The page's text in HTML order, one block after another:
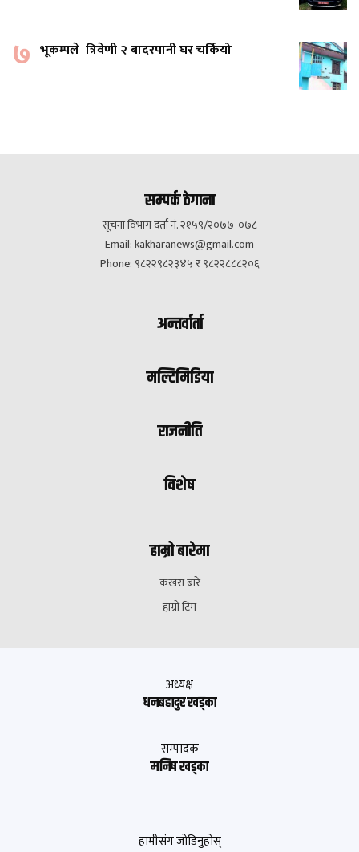
७ भूकम्पले त्रिवेणी २ बादरपानी घर चर्कियो
सम्पर्क ठेगाना
सूचना विभाग दर्ता नं. २१५९/२०७७-०७८
Email:kakharanews@gmail.com
Phone: ९८२२९८२३४५ र ९८२२८८८२०६
अन्तर्वार्ता
मल्टिमिडिया
राजनीति
विशेष
हाम्रो बारेमा
कखरा बारे
हाम्रो टिम
अध्यक्ष
धनबहादुर खड्का
सम्पादक
मनिष खड्का
हामीसंग जोडिनुहोस्